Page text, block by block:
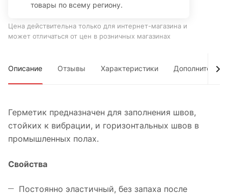
товары по всему региону.
Цена действительна только для интернет-магазина и
может отличаться от цен в розничных магазинах
Описание Отзывы Характеристики Дополнительно
Герметик предназначен для заполнения швов,
стойких к вибрации, и горизонтальных швов в
промышленных полах.
Свойства
Постоянно эластичный, без запаха после